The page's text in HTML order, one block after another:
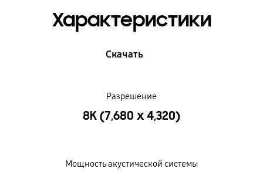
Характеристики
Скачать
Разрешение
8K (7,680 x 4,320)
Мощность акустической системы